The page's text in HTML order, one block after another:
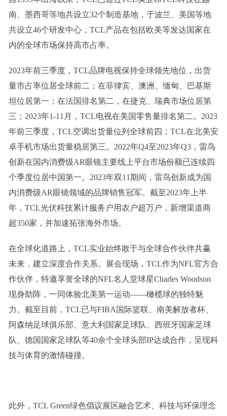
南、墨西哥等地共设立32个制造基地，于波兰、美国等地
共设立46个研发中心，TCL产品在包括欧美等发达国家在
内的全球市场保持高市占率。
2023年前三季度，TCL品牌电视保持全球领先地位，出货
量市占率位居全球前二；在菲律宾、澳洲、缅甸、巴基斯
坦位居第一；在法国排名第二，在捷克、瑞典市场位居第
三；2023年1-11月，TCL电视在美国零售量排名第二。2023
年前三季度，TCL空调出货量位列全球前四；TCL在北美安
卓手机市场出货量稳居第三。2022年Q4至2023年Q3，雷鸟
创新在国内消费级AR眼镜主要线上平台市场份额已连续四
个季度位居中国第一。2023年双11期间，雷鸟创新成为国
内消费级AR眼镜领域的品牌销售冠军。截至2023年上半
年，TCL光伏科技累计服务户用农户超万户，新增渠道商
超350家，并加速拓张海外市场。
在全球化道路上，TCL实业始终敢于与全球合作伙伴共赢
未来，建立深度合作关系。展会现场，TCL作为NFL官方合
作伙伴，特邀享誉全球的NFL名人堂球星Charles Woodson
现身助阵，一同体验北美第一运动——橄榄球的独特魅
力。截至目前，TCL已与FIBA国际篮联、南美解放者杯、
阿森纳足球俱乐部、意大利国家足球队、西班牙国家足球
队、德国国家足球队等40余个全球头部IP达成合作，呈现科
技与体育的激情碰撞。
此外，TCL Green绿色倡议展区融合艺术、科技与环保理念